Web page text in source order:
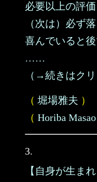
必要以上の評
（次は）必ず
喜んでいると
……
（→続きはクリ
（ 堀場雅夫 ）
（ Horiba Masao
3.
【自身が生ま